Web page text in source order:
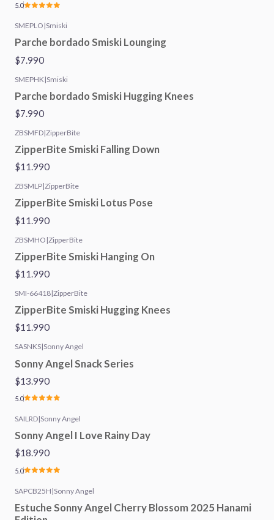
5.0
SMEPLO |Smiski
Parche bordado Smiski Lounging
$7.990
SMEPHK |Smiski
Parche bordado Smiski Hugging Knees
$7.990
ZBSMFD|ZipperBite
ZipperBite Smiski Falling Down
$11.990
ZBSMLP|ZipperBite
ZipperBite Smiski Lotus Pose
$11.990
ZBSMHO |ZipperBite
ZipperBite Smiski Hanging On
$11.990
SMI-66418|ZipperBite
ZipperBite Smiski Hugging Knees
$11.990
SASNKS|Sonny Angel
Sonny Angel Snack Series
$13.990
5.0
SAILRD|Sonny Angel
Sonny Angel I Love Rainy Day
$18.990
5.0
SAPCB25H |Sonny Angel
Estuche Sonny Angel Cherry Blossom 2025 Hanami